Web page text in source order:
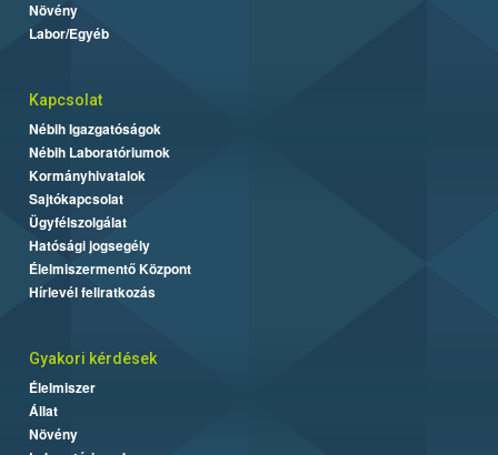
Növény
Labor/Egyéb
Kapcsolat
Nébih Igazgatóságok
Nébih Laboratóriumok
Kormányhivatalok
Sajtókapcsolat
Ügyfélszolgálat
Hatósági jogsegély
Élelmiszermentő Központ
Hírlevél feliratkozás
Gyakori kérdések
Élelmiszer
Állat
Növény